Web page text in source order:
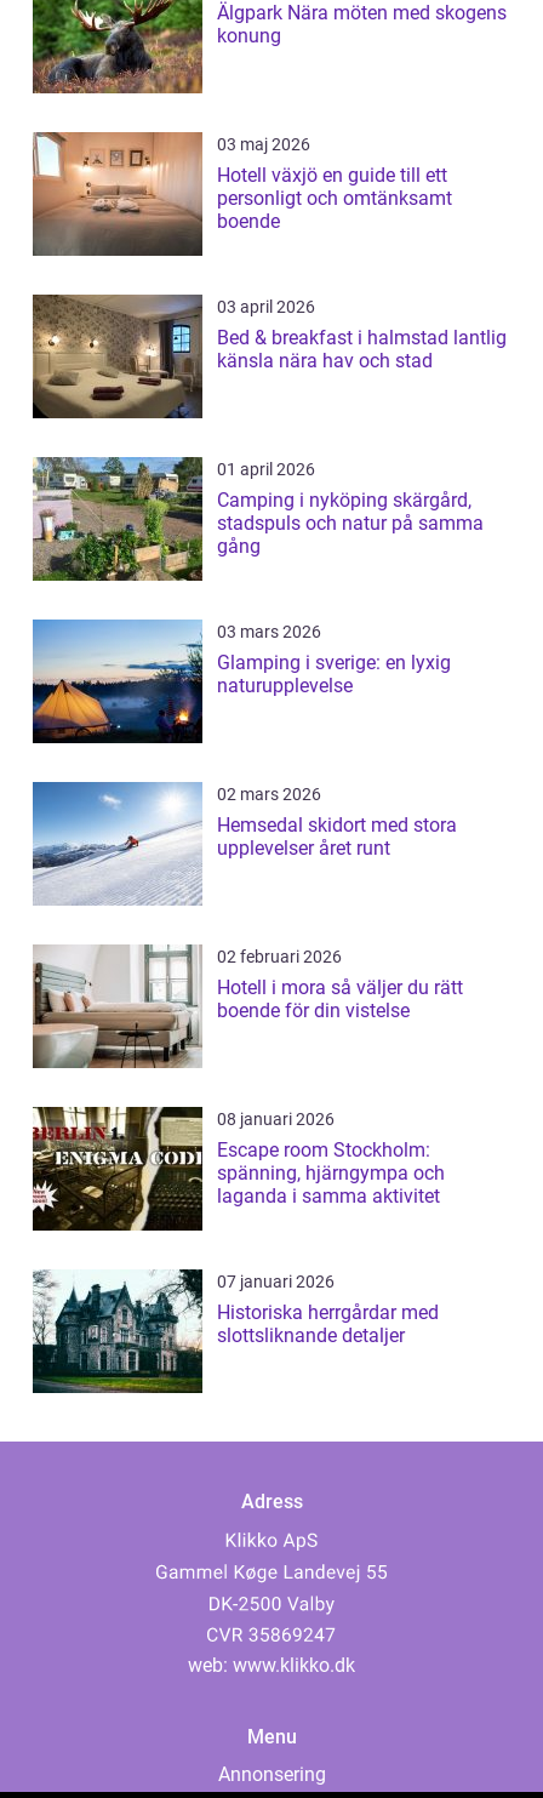
Älgpark Nära möten med skogens
konung
03 maj 2026
Hotell växjö en guide till ett
personligt och omtänksamt
boende
03 april 2026
Bed & breakfast i halmstad lantlig
känsla nära hav och stad
01 april 2026
Camping i nyköping skärgård,
stadspuls och natur på samma
gång
03 mars 2026
Glamping i sverige: en lyxig
naturupplevelse
02 mars 2026
Hemsedal skidort med stora
upplevelser året runt
02 februari 2026
Hotell i mora så väljer du rätt
boende för din vistelse
08 januari 2026
Escape room Stockholm:
spänning, hjärngympa och
laganda i samma aktivitet
07 januari 2026
Historiska herrgårdar med
slottsliknande detaljer
Adress
web: www.klikko.dk
Menu
Annonsering